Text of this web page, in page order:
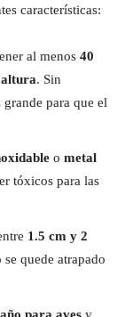
características:
al menos 40
altura. Sin
para que el
o metal
tóxicos para las
1.5 cm y 2
quede atrapado